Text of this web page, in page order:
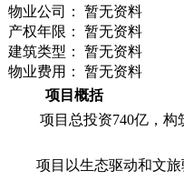
物业公司：
暂无资料
产权年限：
暂无资料
建筑类型：
暂无资料
物业费用：
暂无资料
项目概括
项目总投资740亿，构筑
项目以生态驱动和文旅驱